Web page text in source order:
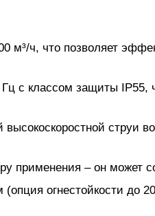
м³/ч, что позволяет
с классом защиты
струи
применения – он может
огнестойкости до